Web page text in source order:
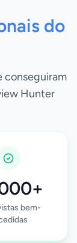
do
conseguiram
Hunter
bem-